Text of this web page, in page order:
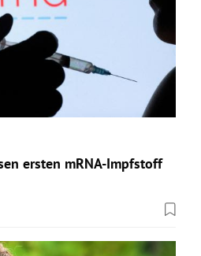
ersten mRNA-Impfstoff